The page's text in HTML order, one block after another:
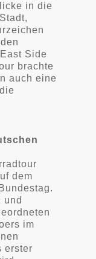
in die
Side
brachte
auch eine
dem
und
im
erster